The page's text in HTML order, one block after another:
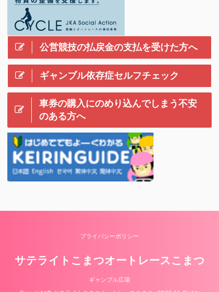
公営競技の払戻金の支払を受けた方へ
ギャンブル依存症セルフチェック
車券の購入にのめり込んでしまう不安
のある方へ
プライバシーポリシー
サテライトこまつオートレースこまつ
ギャンブル広場